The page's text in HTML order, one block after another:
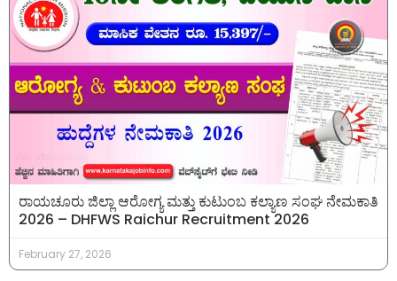
ರಾಯಚೂರು ಜಿಲ್ಲಾ ಆರೋಗ್ಯ ಮತ್ತು ಕುಟುಂಬ ಕಲ್ಯಾಣ ಸಂಘ ನೇಮಕಾತಿ
2026 – DHFWS Raichur Recruitment 2026
February 27, 2026